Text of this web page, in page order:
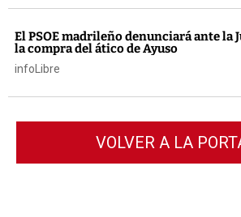
El PSOE madrileño denunciará ante la
la compra del ático de Ayuso
infoLibre
VOLVER A LA